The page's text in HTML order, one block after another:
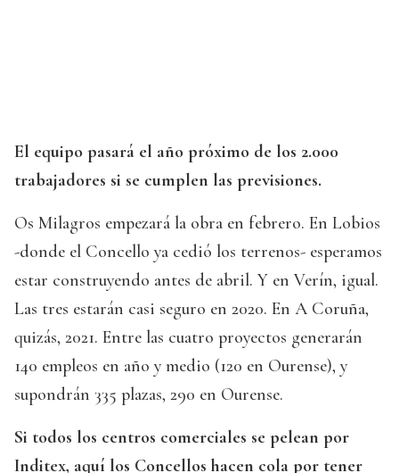
El equipo pasará el año próximo de los 2.000
trabajadores si se cumplen las previsiones.
Os Milagros empezará la obra en febrero. En Lobios
-donde el Concello ya cedió los terrenos- esperamos
estar construyendo antes de abril. Y en Verín, igual.
Las tres estarán casi seguro en 2020. En A Coruña,
quizás, 2021. Entre las cuatro proyectos generarán
140 empleos en año y medio (120 en Ourense), y
supondrán 335 plazas, 290 en Ourense.
Si todos los centros comerciales se pelean por
Inditex, aquí los Concellos hacen cola por tener